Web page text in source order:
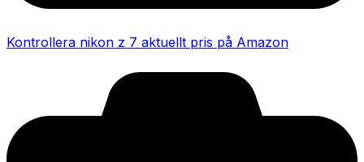
Kontrollera nikon z 7 aktuellt pris på Amazon